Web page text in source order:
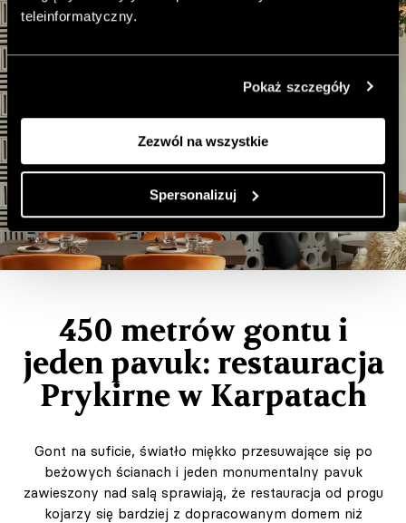
teleinformatyczny.
Pokaż szczegóły
Zezwól na wszystkie
Spersonalizuj
450 metrów gontu i
jeden pavuk: restauracja
Prykirne w Karpatach
Gont na suficie, światło miękko przesuwające się po
beżowych ścianach i jeden monumentalny pavuk
zawieszony nad salą sprawiają, że restauracja od progu
kojarzy się bardziej z dopracowanym domem niż